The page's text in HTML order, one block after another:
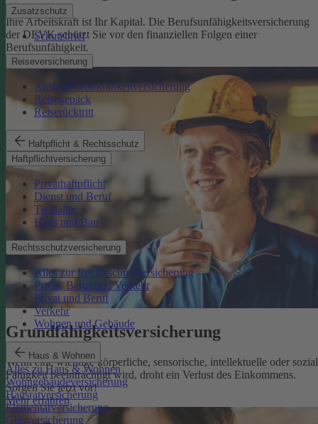
Zusatzschutz
Schutzbrief
Reiseversicherung
Auslandsreisekrankenversicherung
Reisegepäck
Reiserücktritt
Haftpflicht & Rechtsschutz
Haftpflichtversicherung
Privathaftpflicht
Dienst und Beruf
Tierhalter
Haus und Bau
Rechtsschutzversicherung
Alles zur Rechtsschutzversicherung
Privat, Beruf und Verkehr
Privat und Beruf
Verkehr
Wohnen und Gebäude
Haus & Wohnen
Alles zu Haus & Wohnen
Wohngebäudeversicherung
Hausratversicherung
Elementarversicherung
Glasversicherung
Ihre Arbeitskraft ist Ihr Kapital. Die Berufsunfähigkeitsversicherung
der DEVK schützt Sie vor den finanziellen Folgen einer
Berufsunfähigkeit.
Mehr erfahren
Grundfähigkeits­versicherung
Wenn eine wichtige körperliche, sensorische, intellektuelle oder
Fähigkeit beeinträchtigt wird, droht ein Verlust des Einkommens.
Sorgen Sie jetzt vor!
Mehr erfahren